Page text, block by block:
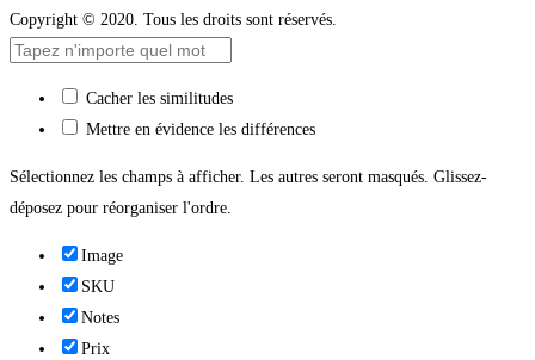
Copyright © 2020. Tous les droits sont réservés.
Cacher les similitudes
Mettre en évidence les différences
Sélectionnez les champs à afficher. Les autres seront masqués. Glissez-
déposez pour réorganiser l'ordre.
Image
SKU
Notes
Prix